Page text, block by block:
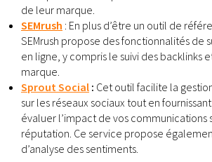
de leur marque.
SEMrush : En plus d’être un outil de
SEMrush propose des fonctionnalités de
en ligne, y compris le suivi des backlinks
marque.
Sprout Social : Cet outil facilite la
sur les réseaux sociaux tout en
évaluer l’impact de vos communications
réputation. Ce service propose
d’analyse des sentiments.